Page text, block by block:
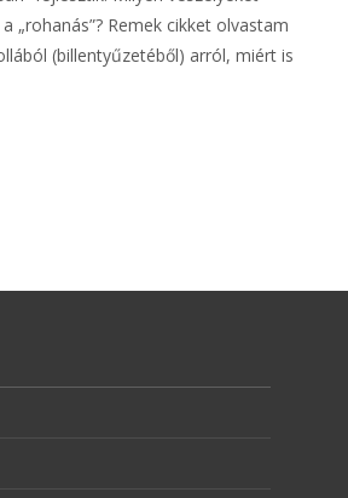
„rohanás”? Remek cikket olvastam
(billentyűzetéből) arról, miért is